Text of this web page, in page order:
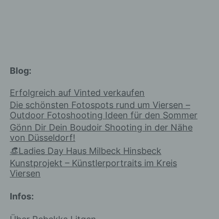
Blog:
Erfolgreich auf Vinted verkaufen
Die schönsten Fotospots rund um Viersen –
Outdoor Fotoshooting Ideen für den Sommer
Gönn Dir Dein Boudoir Shooting in der Nähe
von Düsseldorf!
👒Ladies Day Haus Milbeck Hinsbeck
Kunstprojekt – Künstlerportraits im Kreis
Viersen
Infos:
Erfassung von allgemeinen Daten
Die Internetseite erfasst mit jedem
Aufruf der Internetseite durch eine
betroffene Person oder ein
automatisiertes System eine Reihe von
allgemeinen Daten und Informationen.
Diese allgemeinen Daten und
Informationen werden in den Logfiles
werden können die (1) verwendeten
Browsertypen und Versionen, (2) das